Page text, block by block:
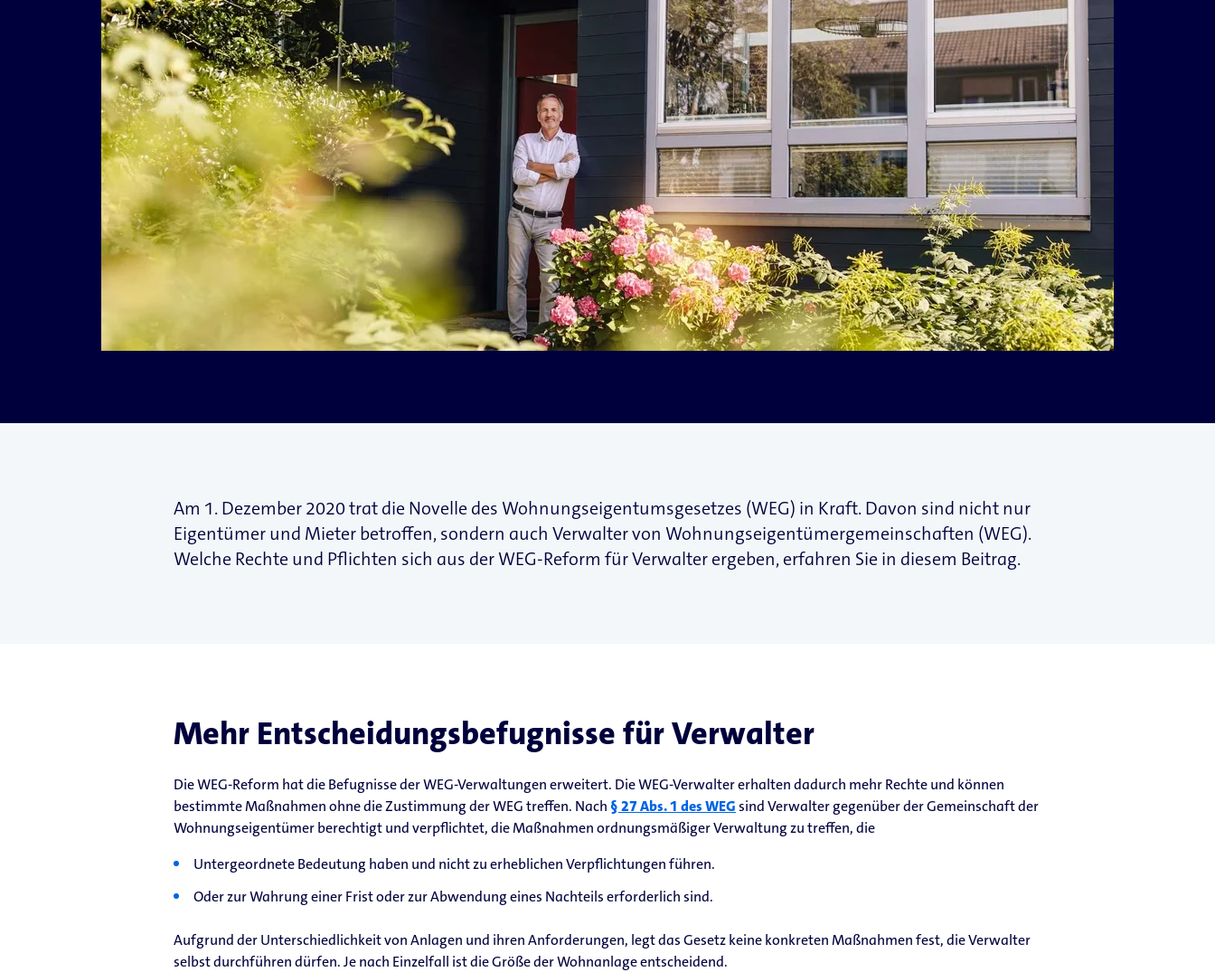
Am 1. Dezember 2020 trat die Novelle des Wohnungseigentumsgesetzes (WEG) in Kraft. Davon sind nicht nur
Eigentümer und Mieter betroffen, sondern auch Verwalter von Wohnungseigentümergemeinschaften (WEG).
Welche Rechte und Pflichten sich aus der WEG-Reform für Verwalter ergeben, erfahren Sie in diesem Beitrag.
Mehr Entscheidungsbefugnisse für Verwalter
Die WEG-Reform hat die Befugnisse der WEG-Verwaltungen erweitert. Die WEG-Verwalter erhalten dadurch mehr Rechte und können
bestimmte Maßnahmen ohne die Zustimmung der WEG treffen. Nach§ 27 Abs. 1 des WEGsind Verwalter gegenüber der Gemeinschaft der
Wohnungseigentümer berechtigt und verpflichtet, die Maßnahmen ordnungsmäßiger Verwaltung zu treffen, die
Untergeordnete Bedeutung haben und nicht zu erheblichen Verpflichtungen führen.
Oder zur Wahrung einer Frist oder zur Abwendung eines Nachteils erforderlich sind.
Aufgrund der Unterschiedlichkeit von Anlagen und ihren Anforderungen, legt das Gesetz keine konkreten Maßnahmen fest, die Verwalter
selbst durchführen dürfen. Je nach Einzelfall ist die Größe der Wohnanlage entscheidend.